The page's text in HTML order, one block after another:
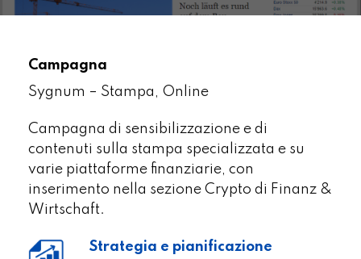
Campagna
Sygnum – Stampa, Online
Campagna di sensibilizzazione e di
contenuti sulla stampa specializzata e su
varie piattaforme finanziarie, con
inserimento nella sezione Crypto di Finanz &
Wirtschaft.
Strategia e pianificazione